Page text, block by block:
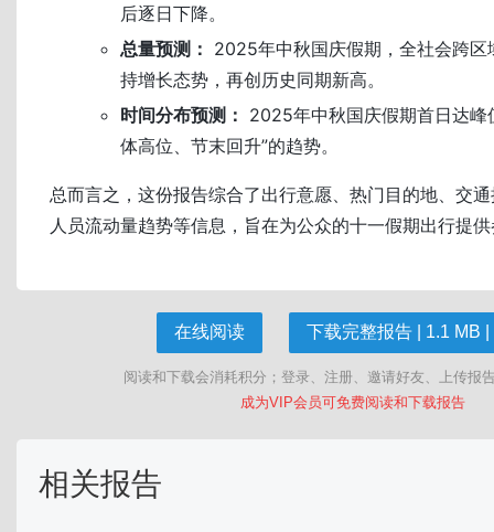
后逐日下降。
总量预测： 2025年中秋国庆假期，全社会跨区
持增长态势，再创历史同期新高。
时间分布预测： 2025年中秋国庆假期首日达峰
体高位、节末回升”的趋势。
总而言之，这份报告综合了出行意愿、热门目的地、交
人员流动量趋势等信息，旨在为公众的十一假期出行提
在线阅读 下载完整报告 | 1.1 MB |
阅读和下载会消耗积分；登录、注册、邀请好友、上传报
成为VIP会员可免费阅读和下载报告
相关报告